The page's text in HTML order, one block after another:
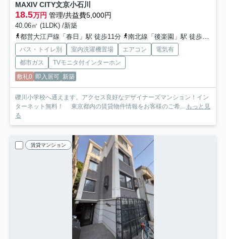
MAXIV CITY文京小石川
18.5万円 管理/共益費5,000円
40.06㎡ (1LDK) /新築
都営大江戸線「春日」駅 徒歩11分
南北線「後楽園」駅 徒歩11分
バス・トイレ別 室内洗濯機置場 エアコン
電気有
都市ガス
TVモニタ付インターホン
敷礼0 即入居可 新築
礫川小学校へ通えます。アクセス良好なデザイナーズマンション！イン
ターネット無料！ 東京都内の賃貸物件情報をお客様のご希... もっと見
る
賃貸マンション